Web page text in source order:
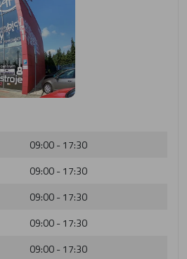
09:00 - 17:30
09:00 - 17:30
09:00 - 17:30
09:00 - 17:30
09:00 - 17:30